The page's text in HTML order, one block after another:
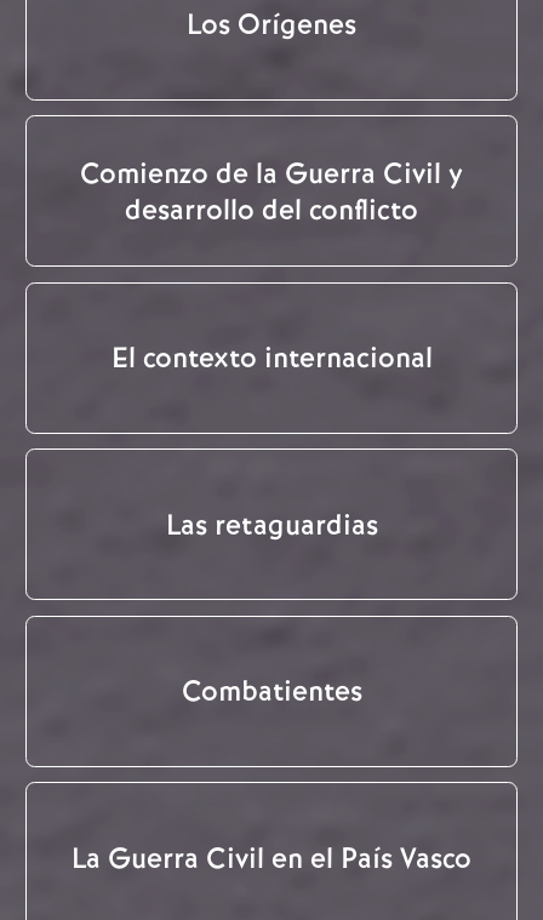
Los Orígenes
Comienzo de la Guerra Civil y
desarrollo del conflicto
El contexto internacional
Las retaguardias
Combatientes
La Guerra Civil en el País Vasco